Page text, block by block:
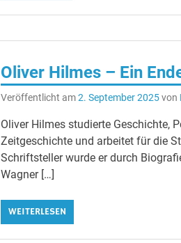
Oliver Hilmes – Ein
Veröffentlicht am2. September 2025von
Oliver Hilmes studierte Geschichte,
Zeitgeschichte und arbeitet für die
Schriftsteller wurde er durch
Wagner […]
WEITERLESEN